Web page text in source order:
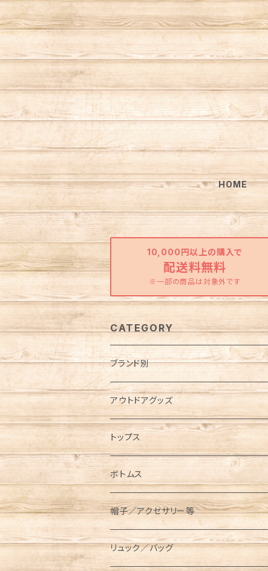
HOME
10,000円以上の購入で
配送料無料
※一部の商品は対象外です
CATEGORY
ブランド別
Abu Garcia（アブガルシア）
anello（アネロ）
AO Coolers（エーオークーラーズ）
asobito（アソビト）
AVIREX（アビレックス）
アウトドアグッズ
焚き火グッズ
ケース各種
コンテナ／ツールボックス
スキレットケース
テーブル／チェア
コット／マット
トップス
ノースリーブ／タンクトップ
半袖Tシャツ
長袖／ハンパ袖Tシャツ
ボトムス
オーバーオール／オールインワン
ロングパンツ
帽子／アクセサリー等
キャップ／ハット
リュック／バッグ